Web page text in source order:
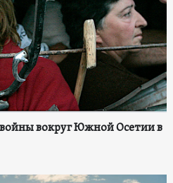
вокруг Южной Осетии в